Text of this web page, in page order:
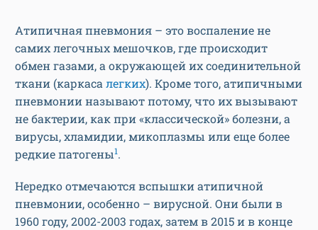
Атипичная пневмония – это воспаление не
самих легочных мешочков, где происходит
обмен газами, а окружающей их соединительной
ткани (каркасалегких). Кроме того, атипичными
пневмонии называют потому, что их вызывают
не бактерии, как при «классической» болезни, а
вирусы, хламидии, микоплазмы или еще более
редкие патогены1.
Нередко отмечаются вспышки атипичной
пневмонии, особенно – вирусной. Они были в
1960 году, 2002-2003 годах, затем в 2015 и в конце